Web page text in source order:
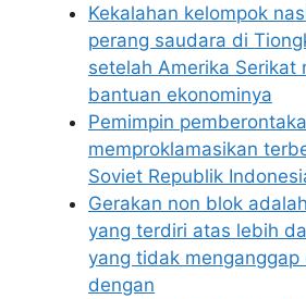
Kekalahan kelompok
perang saudara di
setelah Amerika Serikat
bantuan ekonominya
Pemimpin
memproklamasikan
Soviet Republik
Gerakan non blok
yang terdiri atas lebih
yang tidak
dengan